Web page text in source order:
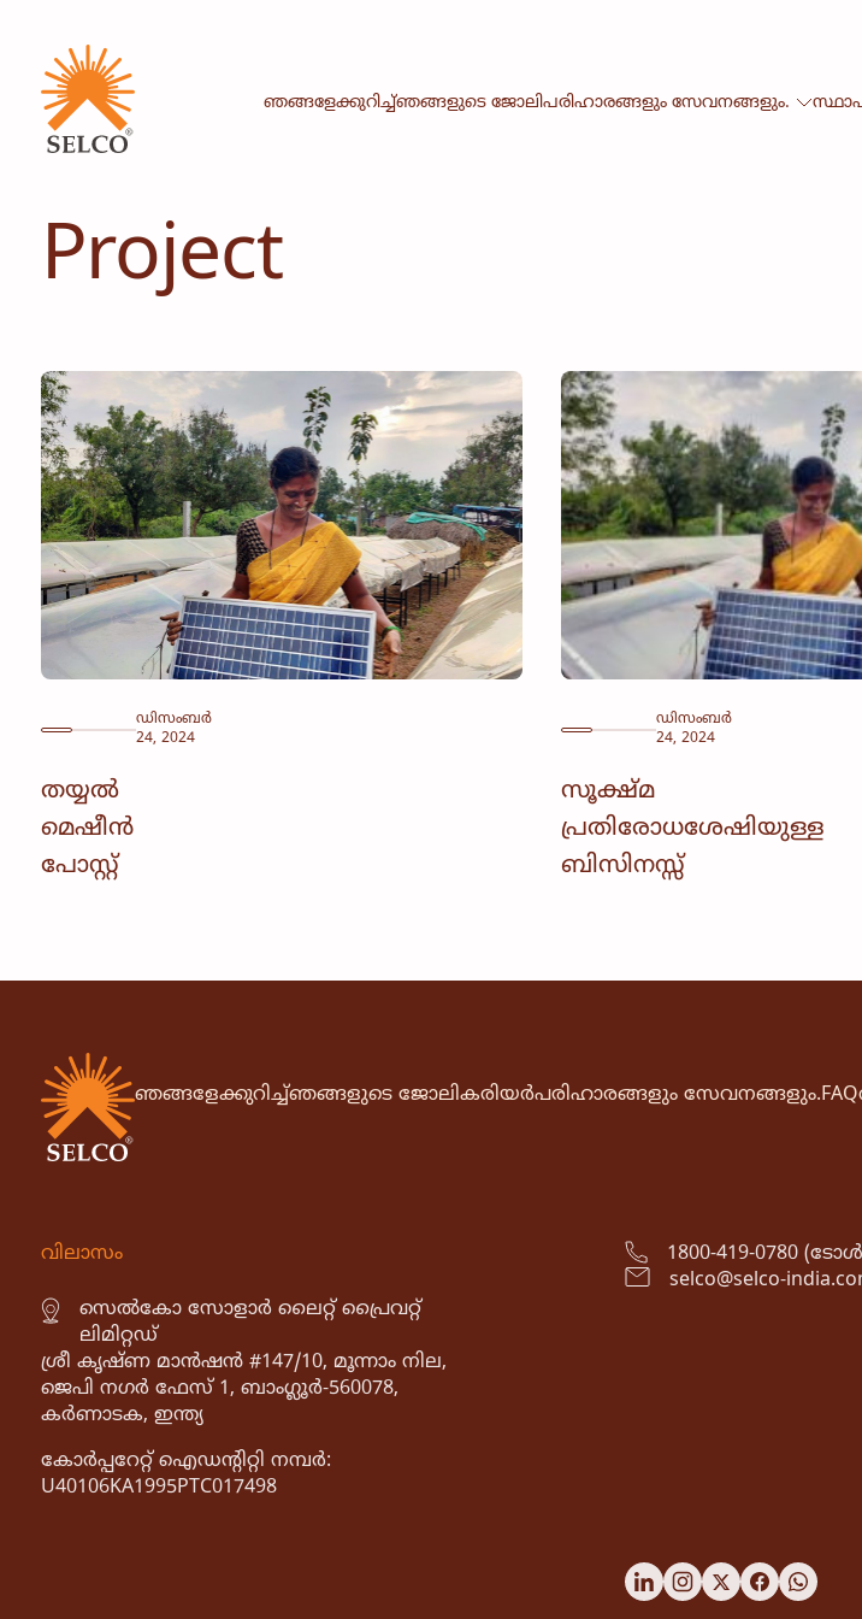
ഞങ്ങളേക്കുറിച്ച്ഞങ്ങളുടെ ജോലിപരിഹാരങ്ങളും സേവനങ്ങളും.
Project
ഡിസംബർ
24, 2024
തയ്യൽ
മെഷീൻ
പോസ്റ്റ്
ഡിസംബർ
24, 2024
സൂക്ഷ്മ
പ്രതിരോധശേഷിയുള്ള
ബിസിനസ്സ്
ഞങ്ങളേക്കുറിച്ച്ഞങ്ങളുടെ ജോലികരിയർപരിഹാരങ്ങളും സേവനങ്ങളും.FAQ
വിലാസം
സെൽകോ സോളാർ ലൈറ്റ് പ്രൈവറ്റ്
ലിമിറ്റഡ്
ശ്രീ കൃഷ്ണ മാൻഷൻ #147/10, മൂന്നാം നില,
ജെപി നഗർ ഫേസ് 1, ബാംഗ്ലൂർ-560078,
കർണാടക, ഇന്ത്യ
കോർപ്പറേറ്റ് ഐഡൻ്റിറ്റി നമ്പർ:
U40106KA1995PTC017498
1800-419-0780
selco@selco-